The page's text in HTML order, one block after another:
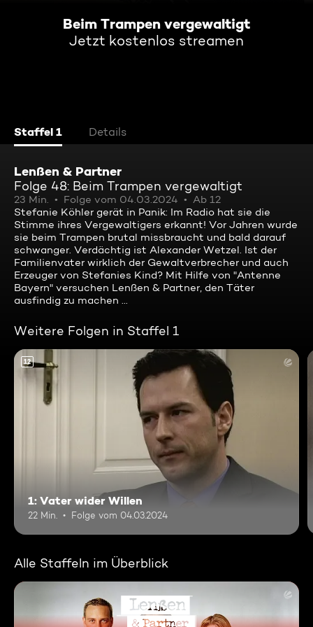
Beim Trampen vergewaltigt
Jetzt kostenlos streamen
Staffel 1 Details
Lenßen & Partner
Folge 48: Beim Trampen vergewaltigt
23 Min. Folge vom 04.03.2024
Ab 12
Stefanie Köhler gerät in Panik: Im Radio hat sie die
Stimme ihres Vergewaltigers erkannt! Vor Jahren wurde
sie beim Trampen brutal missbraucht und bald darauf
schwanger. Verdächtig ist Alexander Wetzel. Ist der
Familienvater wirklich der Gewaltverbrecher und auch
Erzeuger von Stefanies Kind? Mit Hilfe von "Antenne
Bayern" versuchen Lenßen & Partner, den Täter
ausfindig zu machen ...
Weitere Folgen in Staffel 1
12
1: Vater wider Willen
22 Min. Folge vom 04.03.2024
Alle Staffeln im Überblick